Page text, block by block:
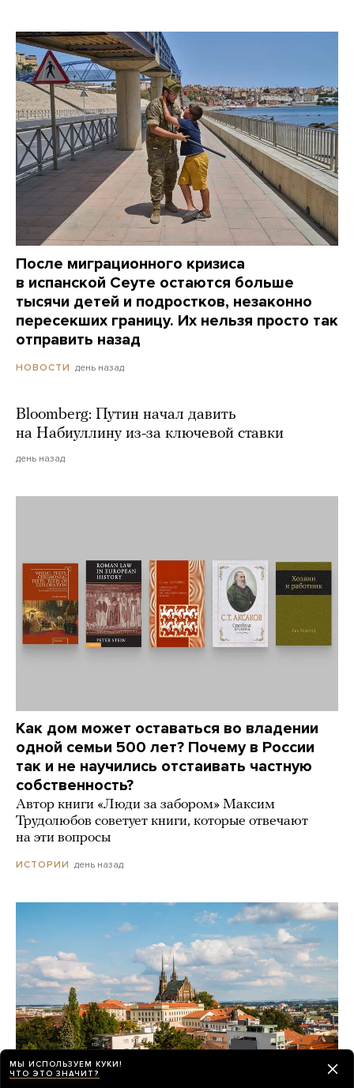
После миграционного кризиса
в испанской Сеуте остаются больше
тысячи детей и подростков, незаконно
пересекших границу. Их нельзя просто так
отправить назад
НОВОСТИ день назад
Bloomberg: Путин начал давить
на Набиуллину из-за ключевой ставки
день назад
Как дом может оставаться во владении
одной семьи 500 лет? Почему в России
так и не научились отстаивать частную
собственность?
Автор книги «Люди за забором» Максим
Трудолюбов советует книги, которые отвечают
на эти вопросы
ИСТОРИИ день назад
МЫ ИСПОЛЬЗУЕМ КУКИ!
ЧТО ЭТО ЗНАЧИТ?